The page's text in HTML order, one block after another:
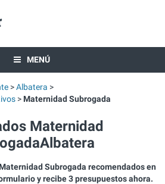
MENÚ
Albatera
Maternidad Subrogada
Maternidad
Subrogada recomendados en
y recibe 3 presupuestos ahora.